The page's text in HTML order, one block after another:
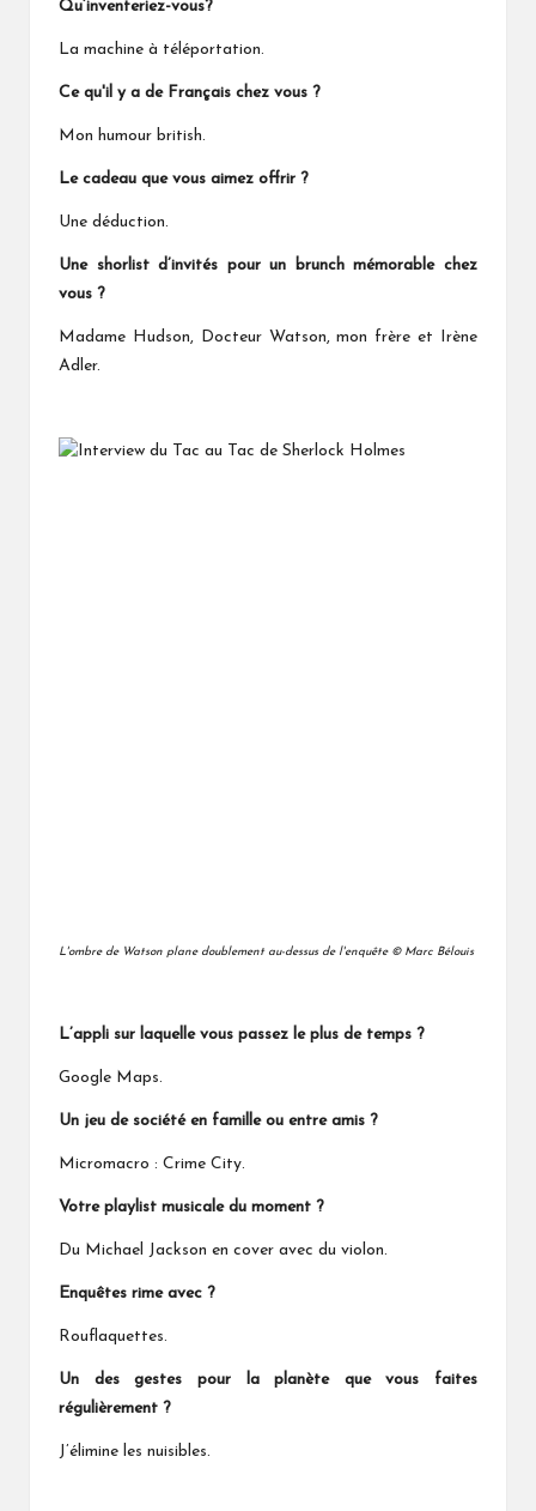
Qu’inventeriez-vous?
La machine à téléportation.
Ce qu'il y a de Français chez vous ?
Mon humour british.
Le cadeau que vous aimez offrir ?
Une déduction.
Une shorlist d’invités pour un brunch mémorable chez
vous ?
Madame Hudson, Docteur Watson, mon frère et Irène
Adler.
L'ombre de Watson plane doublement au-dessus de l'enquête © Marc Bélouis
L’appli sur laquelle vous passez le plus de temps ?
Google Maps.
Un jeu de société en famille ou entre amis ?
Micromacro : Crime City.
Votre playlist musicale du moment ?
Du Michael Jackson en cover avec du violon.
Enquêtes rime avec ?
Rouflaquettes.
Un des gestes pour la planète que vous faites
régulièrement ?
J’élimine les nuisibles.